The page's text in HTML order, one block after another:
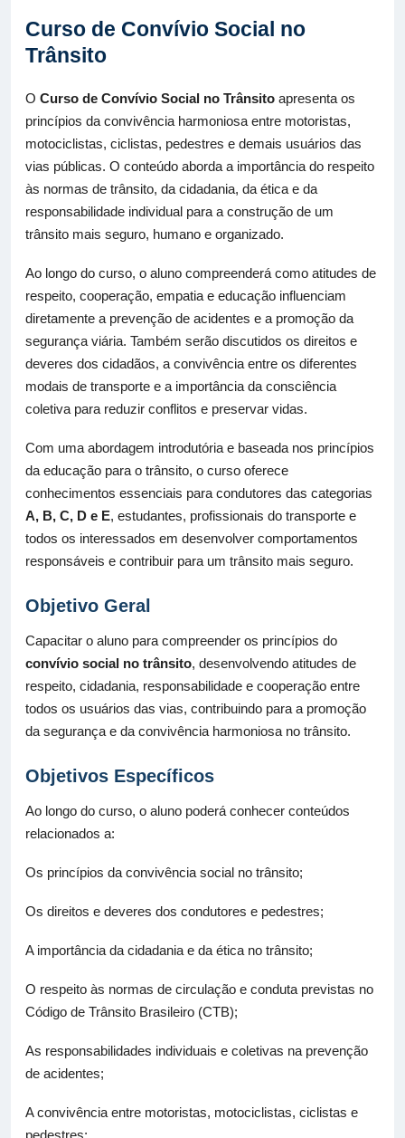
Curso de Convívio Social no
Trânsito
O Curso de Convívio Social no Trânsito apresenta os
princípios da convivência harmoniosa entre motoristas,
motociclistas, ciclistas, pedestres e demais usuários das
vias públicas. O conteúdo aborda a importância do respeito
às normas de trânsito, da cidadania, da ética e da
responsabilidade individual para a construção de um
trânsito mais seguro, humano e organizado.
Ao longo do curso, o aluno compreenderá como atitudes de
respeito, cooperação, empatia e educação influenciam
diretamente a prevenção de acidentes e a promoção da
segurança viária. Também serão discutidos os direitos e
deveres dos cidadãos, a convivência entre os diferentes
modais de transporte e a importância da consciência
coletiva para reduzir conflitos e preservar vidas.
Com uma abordagem introdutória e baseada nos princípios
da educação para o trânsito, o curso oferece
conhecimentos essenciais para condutores das categorias
A, B, C, D e E, estudantes, profissionais do transporte e
todos os interessados em desenvolver comportamentos
responsáveis e contribuir para um trânsito mais seguro.
Objetivo Geral
Capacitar o aluno para compreender os princípios do
convívio social no trânsito, desenvolvendo atitudes de
respeito, cidadania, responsabilidade e cooperação entre
todos os usuários das vias, contribuindo para a promoção
da segurança e da convivência harmoniosa no trânsito.
Objetivos Específicos
Ao longo do curso, o aluno poderá conhecer conteúdos
relacionados a:
Os princípios da convivência social no trânsito;
Os direitos e deveres dos condutores e pedestres;
A importância da cidadania e da ética no trânsito;
O respeito às normas de circulação e conduta previstas no
Código de Trânsito Brasileiro (CTB);
As responsabilidades individuais e coletivas na prevenção
de acidentes;
A convivência entre motoristas, motociclistas, ciclistas e